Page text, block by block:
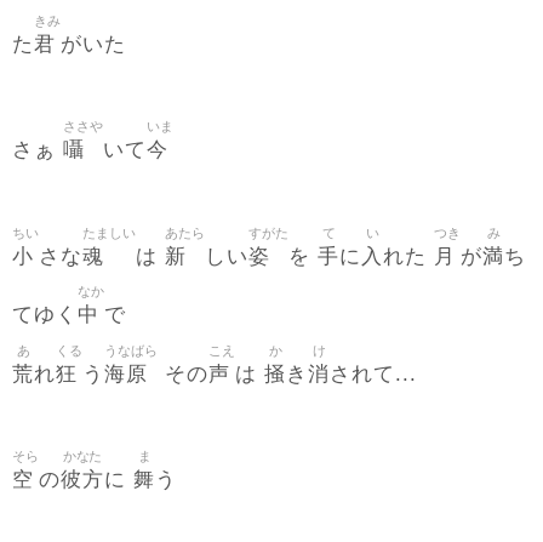
た君
きみ
がいた
さぁ 囁
ささや
いて今
いま
小
ちい
さな魂
たましい
は 新
あたら
しい姿
すがた
を 手
て
に 入
い
れた 月
つき
が満
み
ち
てゆく 中
なか
で
荒
あ
れ狂
くる
う 海原
うなばら
その声
こえ
は 掻
か
き 消
け
されて...
空
そら
の彼方
かなた
に 舞
ま
う